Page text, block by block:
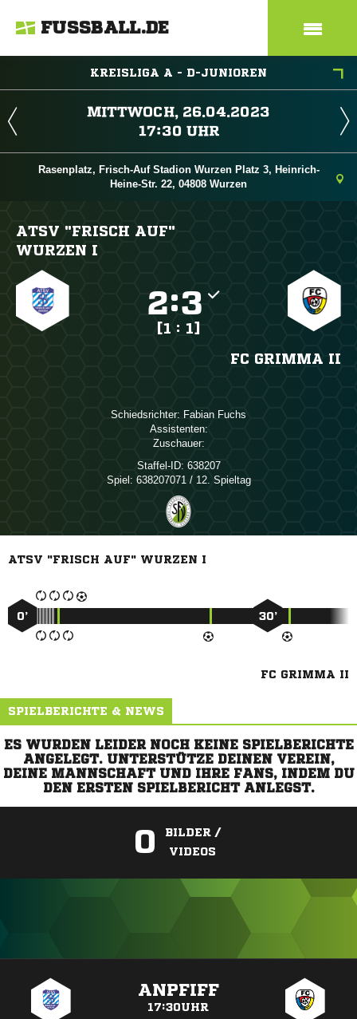
FUSSBALL.DE
KREISLIGA A - D-JUNIOREN
 
 
Rasenplatz, Frisch-Auf Stadion Wurzen Platz 3, Heinrich-
Heine-Str. 22, 04808 Wurzen
ATSV "FRISCH AUF"
WURZEN I
:
[1 : 1]
FC GRIMMA II
Schiedsrichter:  
Assistenten:
Zuschauer:
Staffel-ID: 638207
Spiel: 638207071 / 12. Spieltag
ATSV "FRISCH AUF" WURZEN I
0’ 30’
FC GRIMMA II
SPIELBERICHTE & NEWS
ES WURDEN LEIDER NOCH KEINE SPIELBERICHTE
ANGELEGT. UNTERSTÜTZE DEINEN VEREIN,
DEINE MANNSCHAFT UND IHRE FANS, INDEM DU
DEN ERSTEN SPIELBERICHT ANLEGST.
0
BILDER /
VIDEOS
ANPFIFF
17:30UHR